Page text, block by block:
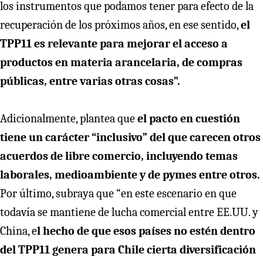
los instrumentos que podamos tener para efecto de la
recuperación de los próximos años, en ese sentido,el
TPP11 es relevante para mejorar el acceso a
productos en materia arancelaria, de compras
públicas, entre varias otras cosas”.
Adicionalmente, plantea queel pacto en cuestión
tiene un carácter “inclusivo” del que carecen otros
acuerdos de libre comercio, incluyendo temas
laborales, medioambiente y de pymes entre otros.
Por último, subraya que “en este escenario en que
todavía se mantiene de lucha comercial entre EE.UU. y
China, el hecho de que esos países no estén dentro
del TPP11 genera para Chile cierta diversificación